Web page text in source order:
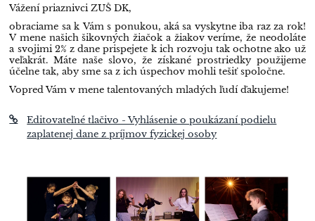
Vážení priaznivci ZUŠ DK,
obraciame sa k Vám s ponukou, aká sa vyskytne iba raz za rok!
V mene našich šikovných žiačok a žiakov veríme, že neodoláte
a svojimi 2% z dane prispejete k ich rozvoju tak ochotne ako už
veľakrát. Máte naše slovo, že získané prostriedky použijeme
účelne tak, aby sme sa z ich úspechov mohli tešiť spoločne.
Vopred Vám v mene talentovaných mladých ľudí ďakujeme!
Editovateľné tlačivo - Vyhlásenie o poukázaní podielu
zaplatenej dane z príjmov fyzickej osoby